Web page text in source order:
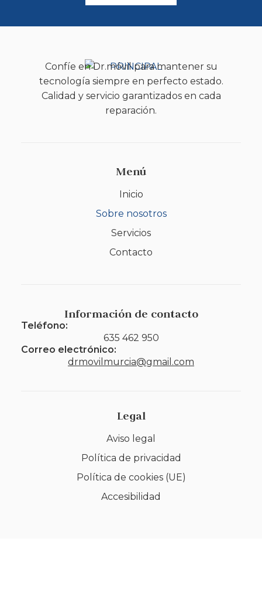
Confíe en Dr.móvil para mantener su
tecnología siempre en perfecto estado.
Calidad y servicio garantizados en cada
reparación.
Menú
Inicio
Sobre nosotros
Servicios
Contacto
Información de contacto
Teléfono:
635 462 950
Correo electrónico:
drmovilmurcia@gmail.com
Legal
Aviso legal
Política de privacidad
Política de cookies (UE)
Accesibilidad